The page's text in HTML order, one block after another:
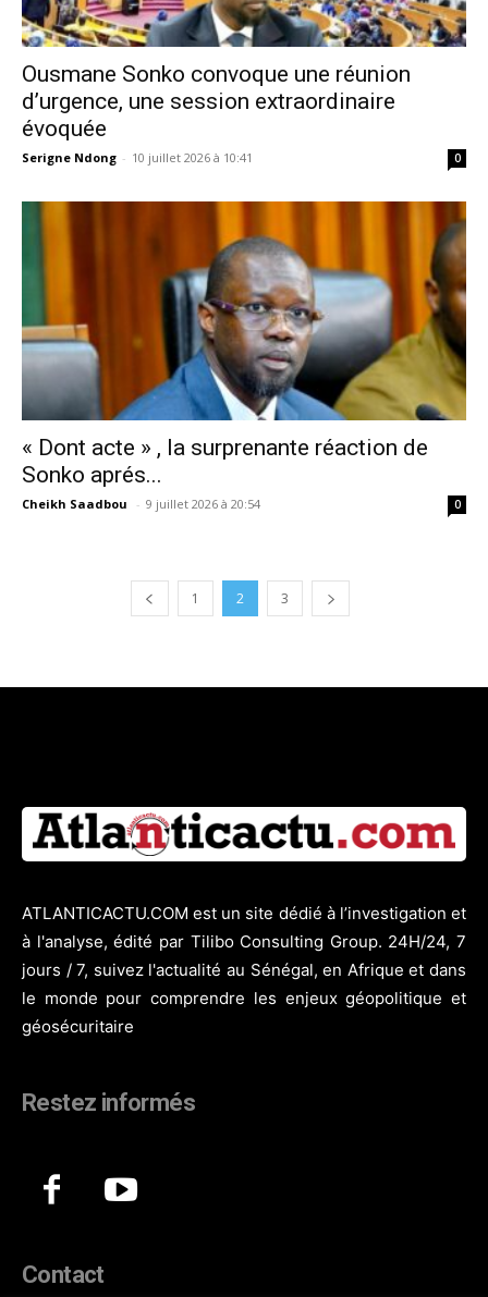
Ousmane Sonko convoque une réunion
d’urgence, une session extraordinaire
évoquée
Serigne Ndong - 10 juillet 2026 à 10:41 0
« Dont acte » , la surprenante réaction de
Sonko aprés...
Cheikh Saadbou - 9 juillet 2026 à 20:54 0
1 2 3
ATLANTICACTU.COM est un site dédié à l’investigation et
à l'analyse, édité par Tilibo Consulting Group. 24H/24, 7
jours / 7, suivez l'actualité au Sénégal, en Afrique et dans
le monde pour comprendre les enjeux géopolitique et
géosécuritaire
Restez informés
Contact